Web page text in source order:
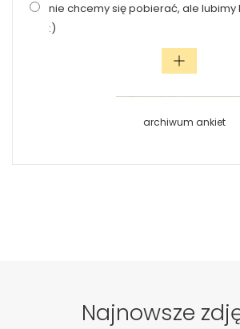
nie chcemy się pobierać, ale lubimy
:)
archiwum ankiet
Najnowsze